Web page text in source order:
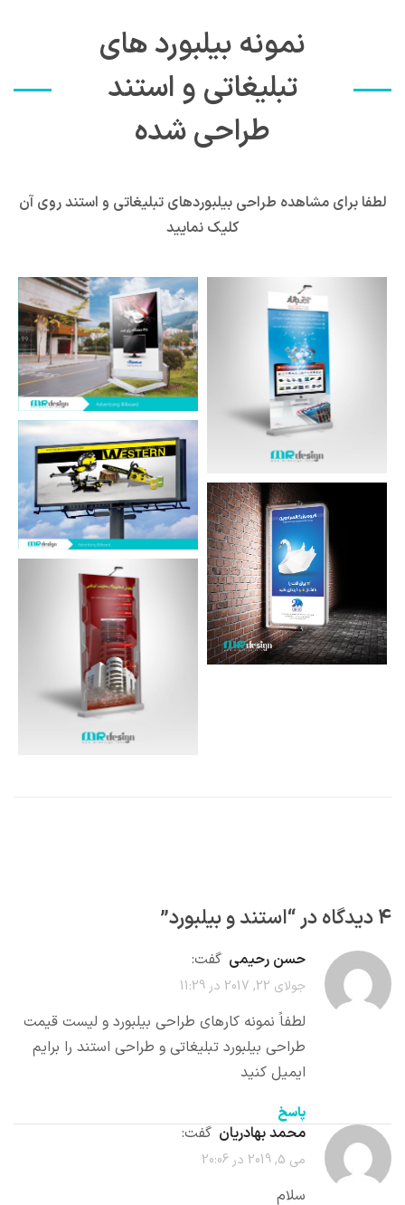
نمونه بیلبورد های
تبلیغاتی و استند
طراحی شده
لطفا برای مشاهده طراحی بیلبوردهای تبلیغاتی و استند روی آن
کلیک نمایید
4 دیدگاه در “ استند و بیلبورد”
حسن رحیمی گفت:
جولای 22, 2017 در 11:29
لطفاً نمونه کارهای طراحی بیلبورد و لیست قیمت
طراحی بیلبورد تبلیغاتی و طراحی استند را برایم
ایمیل کنید
پاسخ
محمد بهادریان گفت:
می 5, 2019 در 20:06
سلام